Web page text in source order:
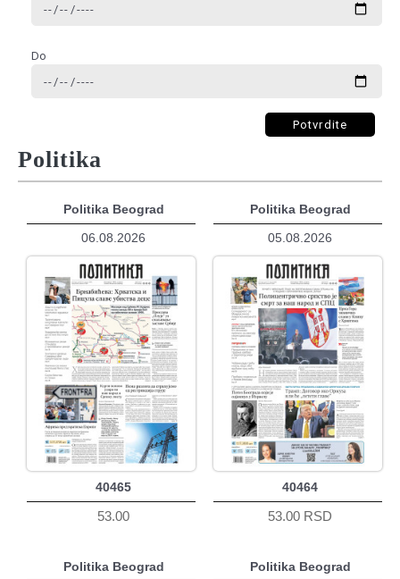
Do
Potvrdite
Politika
Politika Beograd
06.08.2026
40465
53.00
Politika Beograd
05.08.2026
40464
53.00 RSD
Politika Beograd
Politika Beograd